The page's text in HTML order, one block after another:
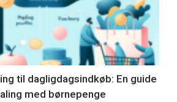
til dagligdagsindkøb: En guide
med børnepenge